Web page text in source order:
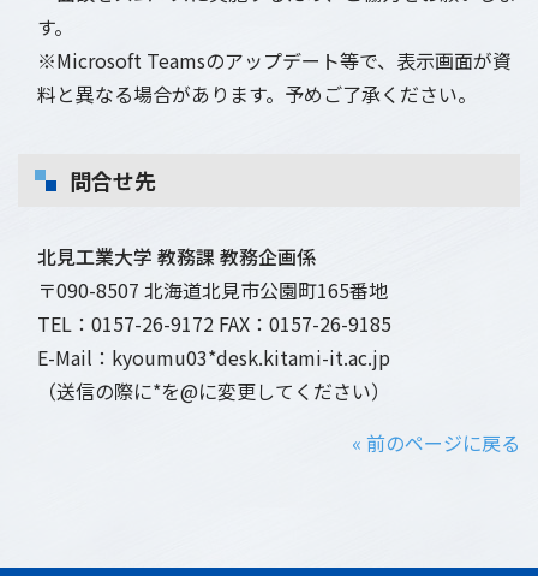
す。
※Microsoft Teamsのアップデート等で、表示画面が資
料と異なる場合があります。予めご了承ください。
問合せ先
北見工業大学 教務課 教務企画係
〒090-8507 北海道北見市公園町165番地
TEL：0157-26-9172 FAX：0157-26-9185
E-Mail：kyoumu03*desk.kitami-it.ac.jp
（送信の際に*を@に変更してください）
« 前のページに戻る